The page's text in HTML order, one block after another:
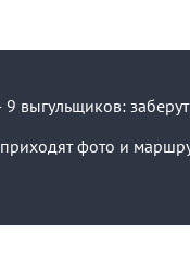
выгульщиков:
фото и